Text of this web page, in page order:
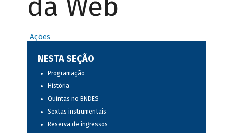
da Web
Ações
NESTA SEÇÃO
Programação
História
Quintas no BNDES
Sextas instrumentais
Reserva de ingressos